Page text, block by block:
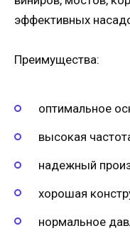
эффективных
Преимущества:
оптимальное
высокая
надежный
хорошая
нормальное